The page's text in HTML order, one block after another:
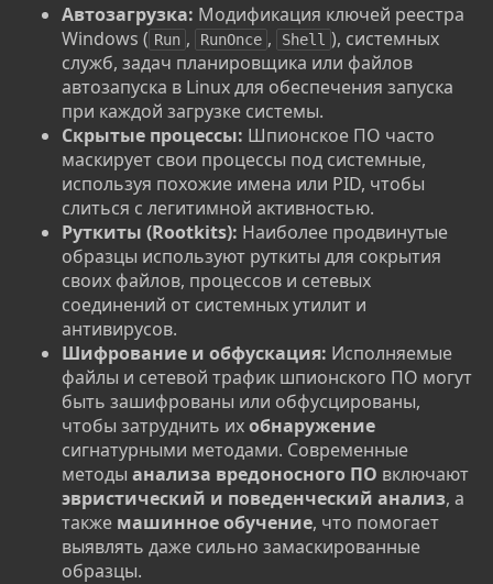
Автозагрузка: Модификация ключей реестра
Windows ( Run , RunOnce , Shell ), системных
служб, задач планировщика или файлов
автозапуска в Linux для обеспечения запуска
при каждой загрузке системы.
Скрытые процессы: Шпионское ПО часто
маскирует свои процессы под системные,
используя похожие имена или PID, чтобы
слиться с легитимной активностью.
Руткиты (Rootkits): Наиболее продвинутые
образцы используют руткиты для сокрытия
своих файлов, процессов и сетевых
соединений от системных утилит и
антивирусов.
Шифрование и обфускация: Исполняемые
файлы и сетевой трафик шпионского ПО могут
быть зашифрованы или обфусцированы,
чтобы затруднить ихобнаружение
сигнатурными методами. Современные
методы анализа вредоносного ПО включают
эвристический и поведенческий анализ, а
также машинное обучение, что помогает
выявлять даже сильно замаскированные
образцы.